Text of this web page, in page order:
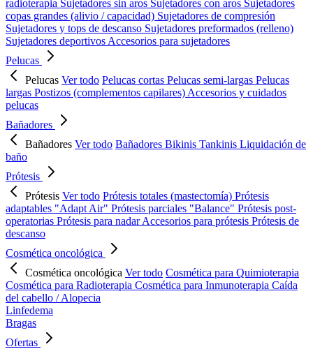
radioterapia Sujetadores sin aros Sujetadores con aros Sujetadores
copas grandes (alivio / capacidad) Sujetadores de compresión
Sujetadores y tops de descanso Sujetadores preformados (relleno)
Sujetadores deportivos Accesorios para sujetadores
Pelucas
Pelucas Ver todo Pelucas cortas Pelucas semi-largas Pelucas
largas Postizos (complementos capilares) Accesorios y cuidados
pelucas
Bañadores
Bañadores Ver todo Bañadores Bikinis Tankinis Liquidación de
baño
Prótesis
Prótesis Ver todo Prótesis totales (mastectomía) Prótesis
adaptables "Adapt Air" Prótesis parciales "Balance" Prótesis post-
operatorias Prótesis para nadarAccesorios para prótesis Prótesis de
descanso
Cosmética oncológica
Cosmética oncológica Ver todo Cosmética para Quimioterapia
Cosmética para Radioterapia Cosmética para Inmunoterapia Caída
del cabello / Alopecia
Linfedema
Bragas
Ofertas